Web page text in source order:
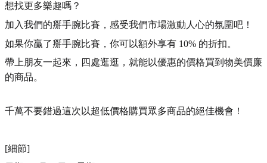
想找更多樂趣嗎？
加入我們的掰手腕比賽，感受我們市場激動人心的氛圍吧！
如果你贏了掰手腕比賽，你可以額外享有 10% 的折扣。
帶上朋友一起來，四處逛逛，就能以優惠的價格買到物美價廉
的商品。
千萬不要錯過這次以超低價格購買眾多商品的絕佳機會！
[細節]